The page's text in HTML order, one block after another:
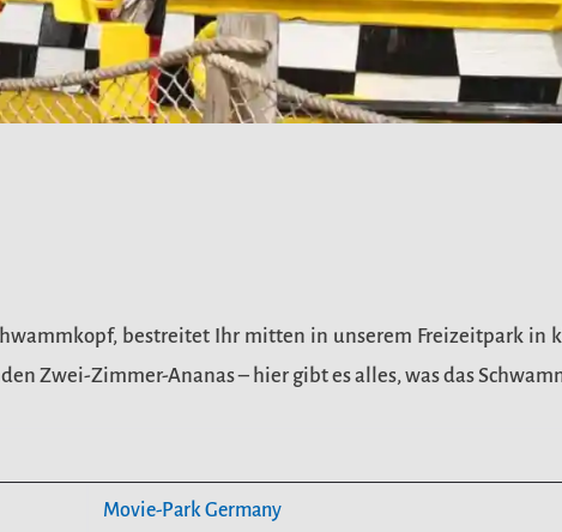
bestreitet Ihr mitten in unserem Freizeitpark in
Zwei-Zimmer-Ananas – hier gibt es alles, was das
Movie-Park Germany